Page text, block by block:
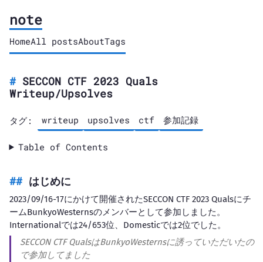
note
HomeAll postsAboutTags
SECCON CTF 2023 Quals
Writeup/Upsolves
タグ: writeup upsolves ctf 参加記録
Table of Contents
はじめに
2023/09/16-17にかけて開催されたSECCON CTF 2023 Qualsにチ
ームBunkyoWesternsのメンバーとして参加しました。
Internationalでは24/653位、Domesticでは2位でした。
SECCON CTF QualsはBunkyoWesternsに誘っていただいたの
で参加してました